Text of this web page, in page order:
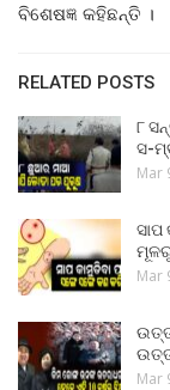
ବିଶେଷଜ୍ଞ କହିଛନ୍ତି ।
RELATED POSTS
୮
ସ-
Mar
Mar
Mar